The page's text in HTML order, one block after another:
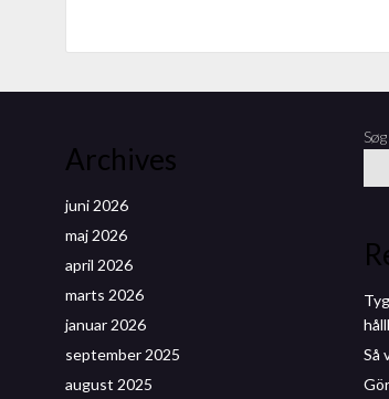
Archives
juni 2026
maj 2026
april 2026
marts 2026
januar 2026
september 2025
august 2025
Søg
Så